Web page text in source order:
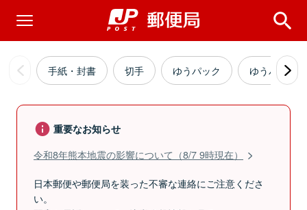
手紙・封書 切手 ゆうパック ゆうパケット
重要なお知らせ
令和8年熊本地震の影響について（8/7 9時現在）
日本郵便や郵便局を装った不審な連絡にご注意くださ
い。